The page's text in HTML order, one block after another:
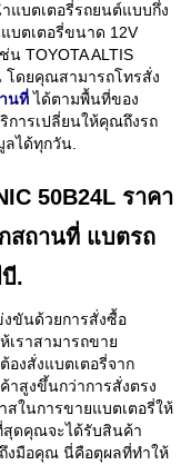
แบตเตอรี่รถยนต์แบบกึ่ง
บตเตอรี่ขนาด 12V
น TOYOTA ALTIS
โดยคุณสามารถโทรสั่ง
นที่ได้ตามพื้นที่ของ
การเปลี่ยนให้คุณถึงรถ
ลได้ทุกวัน.
50B24L ราคา
สถานที่ แบตรถ
.
งขันด้วยการสั่งซื้อ
เราสามารถขาย
องสั่งแบตเตอรี่จาก
สูงขึ้นกว่าการสั่งตรง
สในการขายแบตเตอรี่ให้
สุดคุณจะได้รับสินค้า
งมือคุณ นี่คือตุผลที่ทำให้